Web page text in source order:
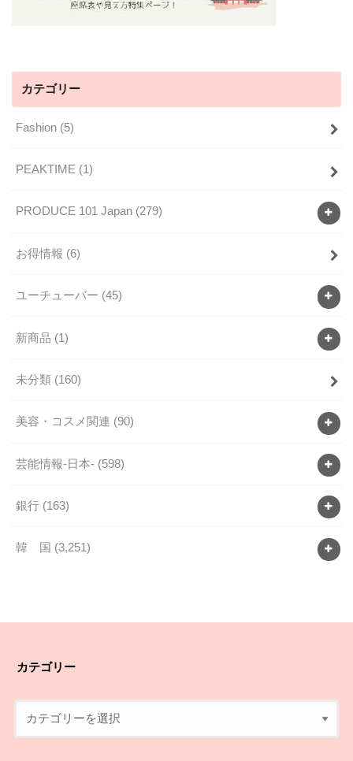
カテゴリー
Fashion (5)
PEAKTIME (1)
PRODUCE 101 Japan (279)
お得情報 (6)
ユーチューバー (45)
新商品 (1)
未分類 (160)
美容・コスメ関連 (90)
芸能情報-日本- (598)
銀行 (163)
韓 国 (3,251)
カテゴリー